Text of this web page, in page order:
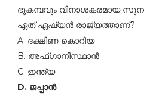
ഭൂകമ്പവും വിനാശകരമായ
ഏത്‌ ഏഷ്യന്‍ രാജ്യത്താണ്‌?
A. ദക്ഷിണ കൊറിയ
B. അഫ്ഗാനിസ്ഥാന്‍
C. ഇന്ത്യ
D. ജപ്പാന്‍